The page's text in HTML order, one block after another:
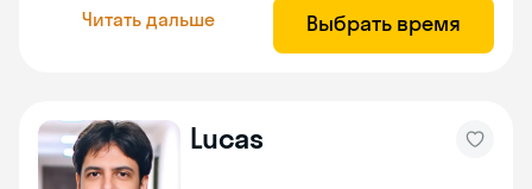
Читать дальше Выбрать время
Lucas